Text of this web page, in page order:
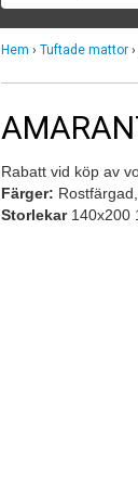
Hem › Tuftade mattor
Rabatt vid köp av
Färger:
Storlekar140x200